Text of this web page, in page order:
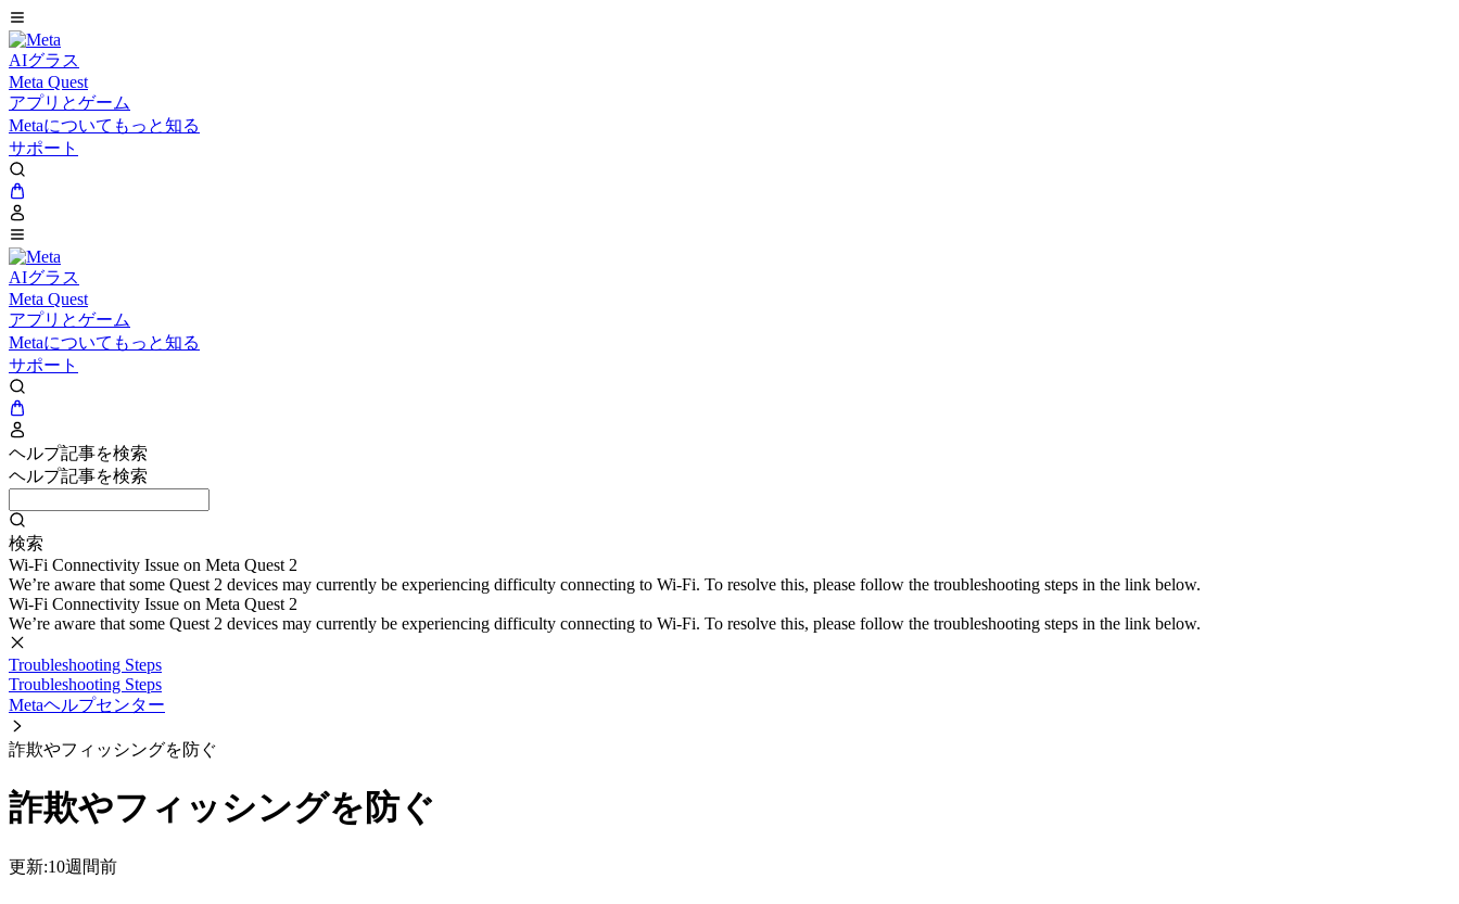
AIグラス
Meta Quest
アプリとゲーム
Metaについてもっと知る
サポート
AIグラス
Meta Quest
アプリとゲーム
Metaについてもっと知る
サポート
ヘルプ記事を検索
ヘルプ記事を検索
検索
Wi-Fi Connectivity Issue on Meta Quest 2
We’re aware that some Quest 2 devices may currently be experiencing difficulty connecting to Wi-Fi. To resolve this, please follow the troubleshooting steps in the link below.
Wi-Fi Connectivity Issue on Meta Quest 2
We’re aware that some Quest 2 devices may currently be experiencing difficulty connecting to Wi-Fi. To resolve this, please follow the troubleshooting steps in the link below.
Troubleshooting Steps
Troubleshooting Steps
Metaヘルプセンター
詐欺やフィッシングを防ぐ
詐欺やフィッシングを防ぐ
更新:10週間前